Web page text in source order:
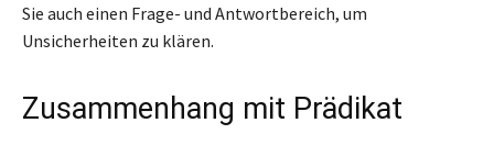
Sie auch einen Frage- und Antwortbereich, um
Unsicherheiten zu klären.
Zusammenhang mit Prädikat